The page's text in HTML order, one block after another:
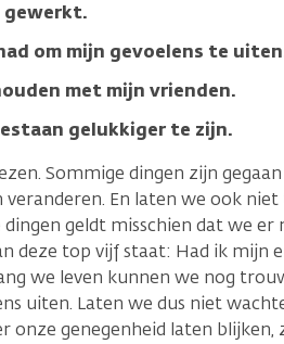
gewerkt.
om mijn gevoelens te
met mijn vrienden.
gelukkiger te zijn.
Sommige dingen zijn
veranderen. En laten we ook
geldt misschien dat we er
deze top vijf staat: Had ik mijn
we leven kunnen we nog
uiten. Laten we dus niet
genegenheid laten blijken,